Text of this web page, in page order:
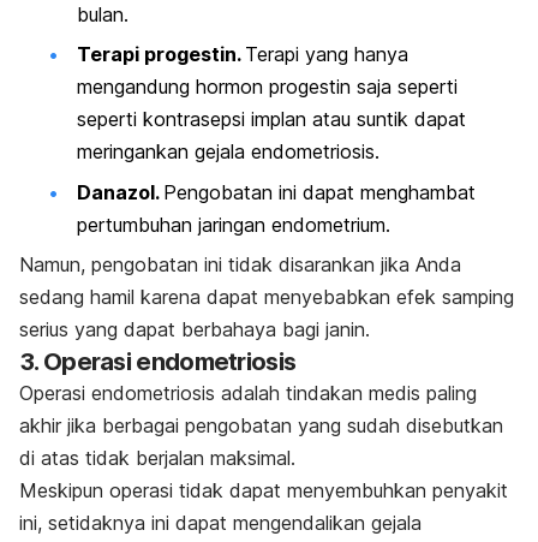
bulan.
Terapi progestin. Terapi yang hanya
mengandung hormon progestin saja seperti
seperti kontrasepsi implan atau suntik dapat
meringankan gejala endometriosis.
Danazol. Pengobatan ini dapat menghambat
pertumbuhan jaringan endometrium.
Namun, pengobatan ini tidak disarankan jika Anda
sedang hamil karena dapat menyebabkan efek samping
serius yang dapat berbahaya bagi janin.
3. Operasi endometriosis
Operasi endometriosis adalah tindakan medis paling
akhir jika berbagai pengobatan yang sudah disebutkan
di atas tidak berjalan maksimal.
Meskipun operasi tidak dapat menyembuhkan penyakit
ini, setidaknya ini dapat mengendalikan gejala